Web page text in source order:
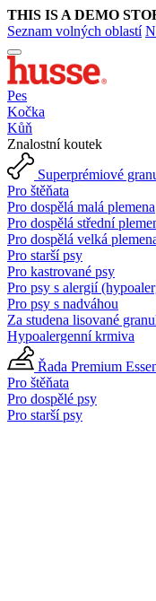
THIS IS A DEMO
Seznam volných oblastí
Pes
Kočka
Kůň
Znalostní koutek
Superprémiové
Pro štěňata
Pro dospělá malá plemena
Pro dospělá střední
Pro dospělá velká
Pro starší psy
Pro kastrované psy
Pro psy s alergií
Pro psy s nadváhou
Za studena lisované
Hypoalergenní krmiva
Řada Premium
Pro štěňata
Pro dospělé psy
Pro starší psy